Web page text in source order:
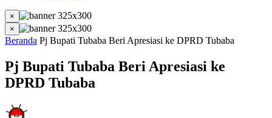
×
×
Beranda Pj Bupati Tubaba Beri Apresiasi ke DPRD Tubaba
Pj Bupati Tubaba Beri Apresiasi ke
DPRD Tubaba